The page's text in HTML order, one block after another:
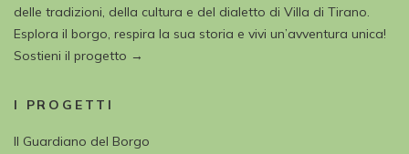
delle tradizioni, della cultura e del dialetto di Villa di Tirano.
Esplora il borgo, respira la sua storia e vivi un’avventura unica!
Sostieni il progetto →
I PROGETTI
Il Guardiano del Borgo